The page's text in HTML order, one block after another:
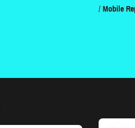
Mobile